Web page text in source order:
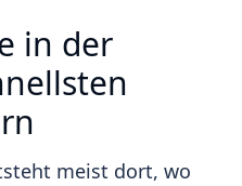
in der
meist dort, wo